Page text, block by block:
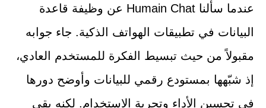
عندما سألنا Humain Chat عن وظيفة قاعدة
البيانات في تطبيقات الهواتف الذكية. جاء جوابه
مقبولاً من حيث تبسيط الفكرة للمستخدم العادي،
إذ شبّهها بمستودع رقمي للبيانات وأوضح دورها
في تحسين الأداء وتجربة الاستخدام. لكنه بقي